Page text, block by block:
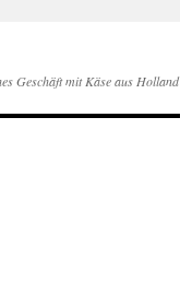
Geschäft mit Käse aus Holland